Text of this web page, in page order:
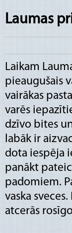
Laumas
Laikam
pieaugušais
vairākas
varēs
dzīvo bites
labāk ir
dota iespēja
panākt
padomiem.
vaska
atcerās